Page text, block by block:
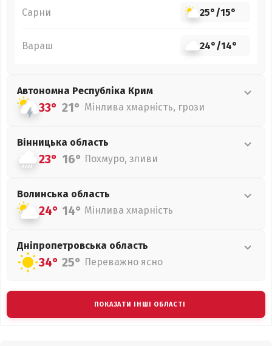
Сарни 25°/15°
Вараш 24°/14°
Автономна Республіка Крим
33° 21° Мінлива хмарність, грози
Вінницька область
23° 16° Похмуро, зливи
Волинська область
24° 14° Мінлива хмарність
Дніпропетровська область
34° 25° Переважно ясно
ПОКАЗАТИ ІНШІ ОБЛАСТІ